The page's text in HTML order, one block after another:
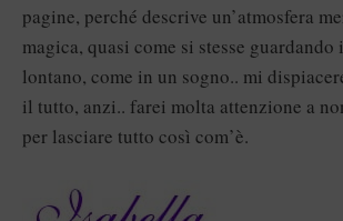
pagine, perché descrive un’atmosfera
magica, quasi come si stesse
lontano, come in un sogno.. mi
il tutto, anzi.. farei molta attenzione a
per lasciare tutto così com’è.